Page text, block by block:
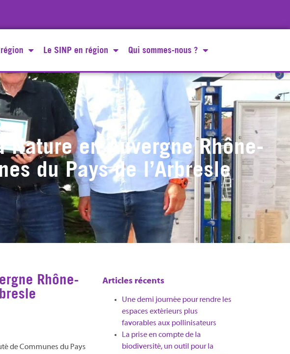
Le SINP en région Qui sommes-nous ?
en Auvergne Rhône-
du Pays de l’Arbresle
Rhône-
de Communes du Pays
Articles récents
Une demi journée pour rendre les
espaces extérieurs plus
favorables aux pollinisateurs
La prise en compte de la
biodiversité, un outil pour la